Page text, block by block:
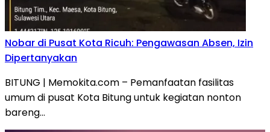
Nobar di Pusat Kota Ricuh: Pengawasan Absen, Izin
Dipertanyakan
BITUNG | Memokita.com – Pemanfaatan fasilitas
umum di pusat Kota Bitung untuk kegiatan nonton
bareng…